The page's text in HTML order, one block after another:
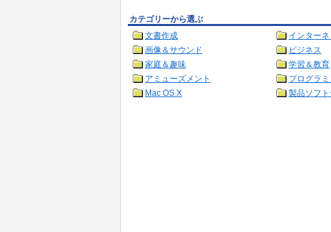
カテゴリーから選ぶ
文書作成
インター
画像＆サウンド
ビジネス
家庭＆趣味
学習＆教育
アミューズメント
プログラ
Mac OS X
製品ソフ